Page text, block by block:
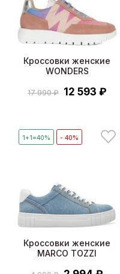
Кроссовки женские
WONDERS
17 990 ₽ 12 593 ₽
1+1=40% - 40%
Кроссовки женские
MARCO TOZZI